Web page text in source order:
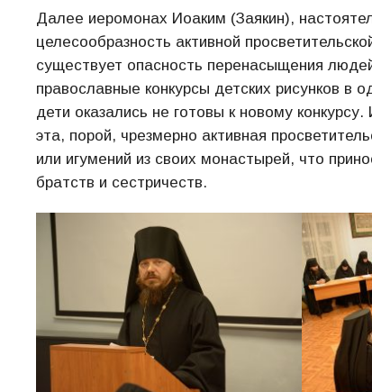
Далее иеромонах Иоаким (Заякин),
целесообразность активной
существует опасность перенасыщения
православные конкурсы детских рисунков в
дети оказались не готовы к новому
эта, порой, чрезмерно активная
или игумений из своих монастырей, что
братств и сестричеств.